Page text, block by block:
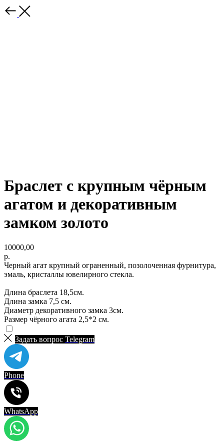
Браслет с крупным чёрным
агатом и декоративным
замком золото
10000,00
р.
Черный агат крупный ограненный, позолоченная фурнитура,
эмаль, кристаллы ювелирного стекла.
Длина браслета 18,5см.
Длина замка 7,5 см.
Диаметр декоративного замка 3см.
Размер чёрного агата 2,5*2 см.
Задать вопрос Telegram
Phone
WhatsApp